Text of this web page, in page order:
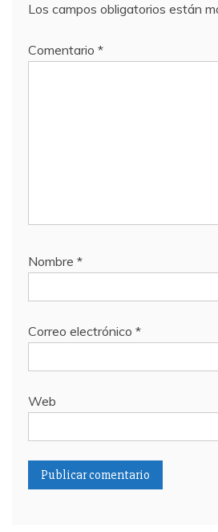
Los campos obligatorios están
Comentario *
Nombre *
Correo electrónico *
Web